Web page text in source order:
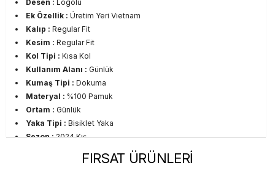
Desen : Logolu
Ek Özellik : Üretim Yeri Vietnam
Kalıp : Regular Fit
Kesim : Regular Fit
Kol Tipi : Kısa Kol
Kullanım Alanı : Günlük
Kumaş Tipi : Dokuma
Materyal : %100 Pamuk
Ortam : Günlük
Yaka Tipi : Bisiklet Yaka
Sezon :2024 Kış
Görsel Açıklaması :Stüdyo Çekim Ortamında Bulunan Işık ve
FIRSAT ÜRÜNLERİ